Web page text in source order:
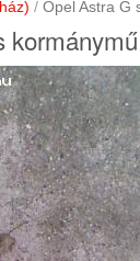
Opel Astra G